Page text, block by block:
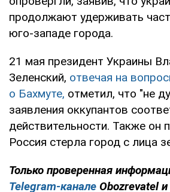
продолжают удерживать
юго-западе города.
21 мая президент Украины
Зеленский, отвечая на
о Бахмуте, отметил, что "не
заявления оккупантов
действительности. Также он
Россия стерла город с лица
Только проверенная
Telegram-канале Obozrevatel и